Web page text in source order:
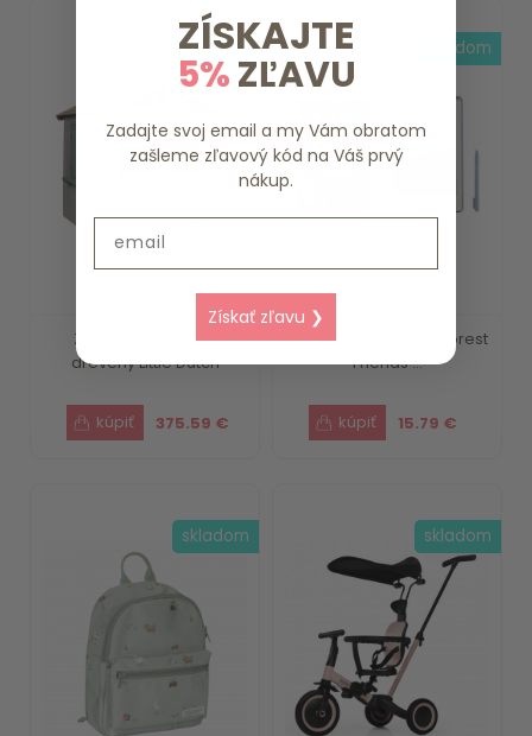
Záhradný domček
drevený Little Dutch
375.59 €
skladom
Kresliaci tablet Blue Forest
Friends ...
15.79 €
skladom
skladom skladom
ZÍSKAJTE
5%ZĽAVU
Zadajte svoj email a my Vám obratom
zašleme zľavový kód na Váš prvý
nákup.
Získať zľavu ❯